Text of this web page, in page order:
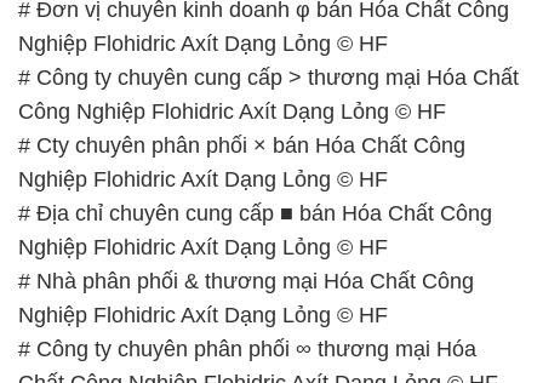
Nghiệp Flohidric Axít Dạng Lỏng © HF
# Địa chỉ chuyên cung cấp ■ bán Hóa Chất Công
Nghiệp Flohidric Axít Dạng Lỏng © HF
# Nhà phân phối & thương mại Hóa Chất Công
Nghiệp Flohidric Axít Dạng Lỏng © HF
# Công ty chuyên phân phối ∞ thương mại Hóa
Chất Công Nghiệp Flohidric Axít Dạng Lỏng © HF
# Nhà phân phối ♦ thương mại Hóa Chất Công
Nghiệp Flohidric Axít Dạng Lỏng © HF
# Địa chỉ chuyên cung cấp Σ phân phối Hóa Chất
Công Nghiệp Flohidric Axít Dạng Lỏng © HF